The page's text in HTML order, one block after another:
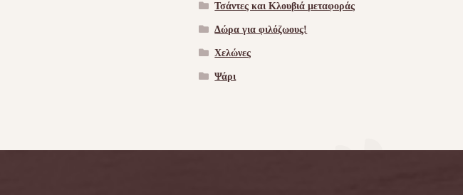
Τσάντες και Κλουβιά μεταφοράς
Δώρα για φιλόζωους!
Χελώνες
Ψάρι